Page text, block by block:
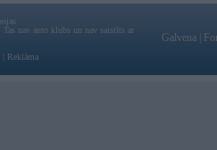
nav auto klubs un nav saistīts ar
Reklāma
Galvena